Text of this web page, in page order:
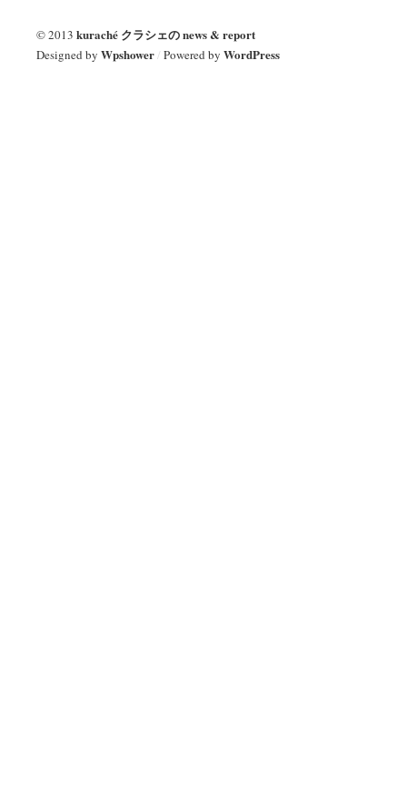
© 2013 kuraché クラシェの news & report
Designed by Wpshower/ Powered by WordPress